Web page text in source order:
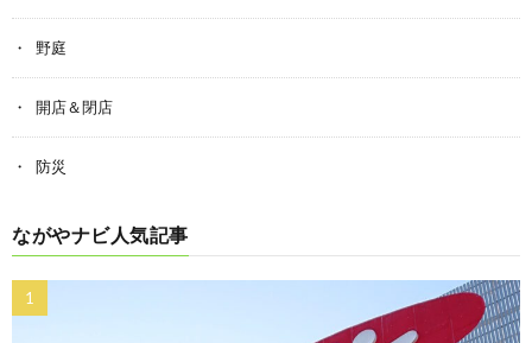
野庭
開店＆閉店
防災
ながやナビ人気記事